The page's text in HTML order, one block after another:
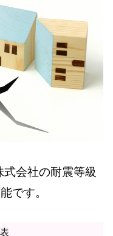
会社の耐震等級
です。